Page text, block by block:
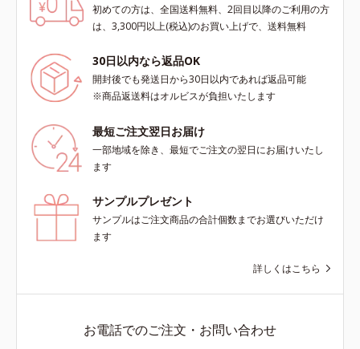
初めての方は、全国送料無料、2回目以降のご利用の方
は、3,300円以上(税込)のお買い上げで、送料無料
30日以内なら返品OK
開封後でも発送日から30日以内であれば返品可能
※商品返送料はオルビスが負担いたします
最短ご注文翌日お届け
一部地域を除き、最短でご注文の翌日にお届けいたし
ます
サンプルプレゼント
サンプルはご注文商品の合計個数までお選びいただけ
ます
詳しくはこちら
お電話でのご注文・お問い合わせ